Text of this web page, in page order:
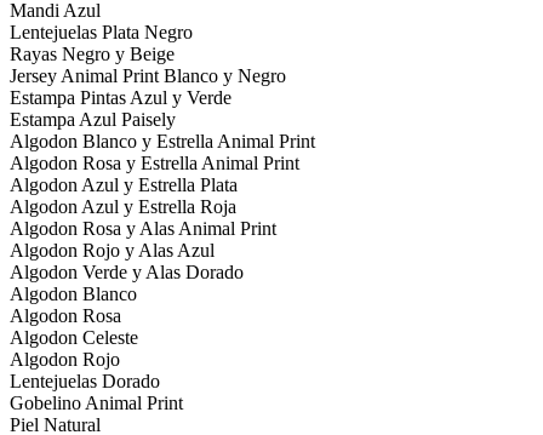
Mandi Azul
Lentejuelas Plata Negro
Rayas Negro y Beige
Jersey Animal Print Blanco y Negro
Estampa Pintas Azul y Verde
Estampa Azul Paisely
Algodon Blanco y Estrella Animal Print
Algodon Rosa y Estrella Animal Print
Algodon Azul y Estrella Plata
Algodon Azul y Estrella Roja
Algodon Rosa y Alas Animal Print
Algodon Rojo y Alas Azul
Algodon Verde y Alas Dorado
Algodon Blanco
Algodon Rosa
Algodon Celeste
Algodon Rojo
Lentejuelas Dorado
Gobelino Animal Print
Piel Natural